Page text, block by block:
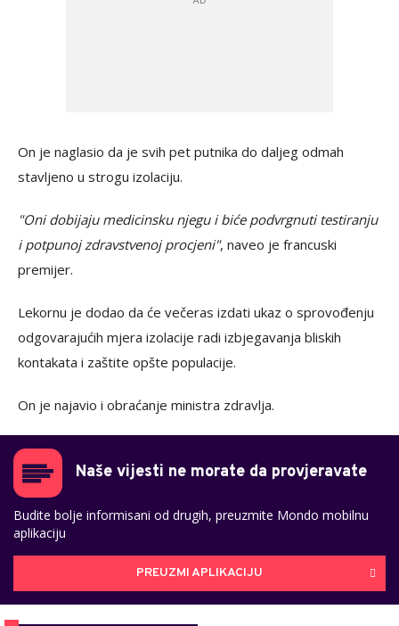
On je naglasio da je svih pet putnika do daljeg odmah
stavljeno u strogu izolaciju.
"Oni dobijaju medicinsku njegu i biće podvrgnuti testiranju
i potpunoj zdravstvenoj procjeni", naveo je francuski
premijer.
Lekornu je dodao da će večeras izdati ukaz o sprovođenju
odgovarajućih mjera izolacije radi izbjegavanja bliskih
kontakata i zaštite opšte populacije.
On je najavio i obraćanje ministra zdravlja.
Naše vijesti ne morate da provjeravate
Budite bolje informisani od drugih, preuzmite Mondo mobilnu
aplikaciju
PREUZMI APLIKACIJU